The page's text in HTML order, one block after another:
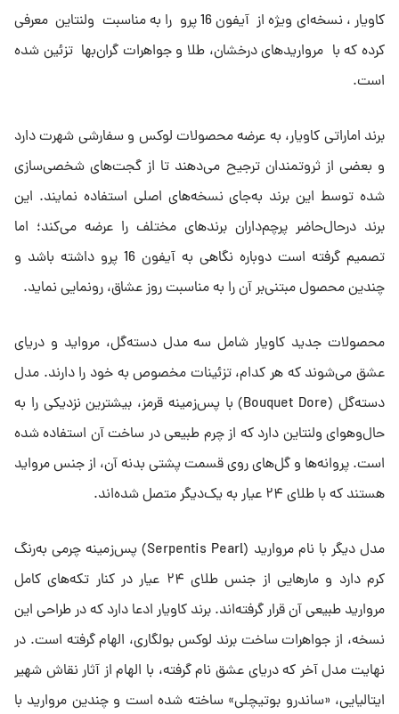
کاویار ، نسخه‌ای ویژه از آیفون 16 پرو را به مناسبت ولنتاین معرفی
کرده که با مرواریدهای درخشان، طلا و جواهرات گران‌بها تزئین شده
است.
برند اماراتی کاویار، به عرضه محصولات لوکس و سفارشی شهرت دارد
و بعضی از ثروتمندان ترجیح می‌دهند تا از گجت‌های شخصی‌سازی
شده توسط این برند به‌جای نسخه‌های اصلی استفاده نمایند. این
برند درحال‌حاضر پرچم‌داران برندهای مختلف را عرضه می‌کند؛ اما
تصمیم گرفته است دوباره نگاهی به آیفون 16 پرو داشته باشد و
چندین محصول مبتنی‌بر آن را به مناسبت روز عشاق، رونمایی نماید.
محصولات جدید کاویار شامل سه مدل دسته‌گل، مرواید و دریای
عشق می‌شوند که هر کدام، تزئینات مخصوص به خود را دارند. مدل
دسته‌گل (Bouquet Dore) با پس‌زمینه قرمز، بیشترین نزدیکی را به
حال‌وهوای ولنتاین دارد که از چرم طبیعی در ساخت آن استفاده شده
است. پروانه‌ها و گل‌های روی قسمت پشتی بدنه آن، از جنس مرواید
هستند که با طلای ۲۴ عیار به یک‌دیگر متصل شده‌اند.
مدل دیگر با نام مروارید (Serpentis Pearl)‌ پس‌زمینه چرمی به‌رنگ
کرم دارد و مارهایی از جنس طلای ۲۴ عیار در کنار تکه‌های کامل
مروارید طبیعی آن قرار گرفته‌اند. برند کاویار ادعا دارد که در طراحی این
نسخه، از جواهرات ساخت برند لوکس بولگاری، الهام گرفته است. در
نهایت مدل آخر که دریای عشق نام گرفته، با الهام از آثار نقاش شهیر
ایتالیایی، «ساندرو بوتیچلی» ساخته شده است و چندین مروارید با